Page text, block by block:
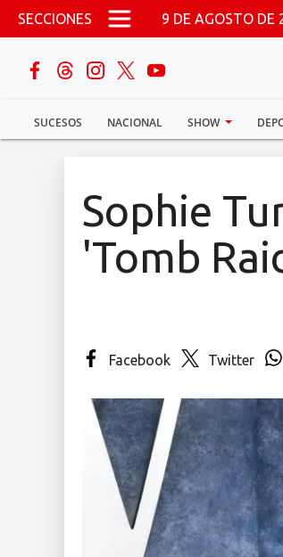
Pasar al contenido principal
SECCIONES 9 DE AGOSTO DE
SUCESOS NACIONAL SHOW
buscar
Sucesos
Sophie
'Tomb
Facebook Twitter